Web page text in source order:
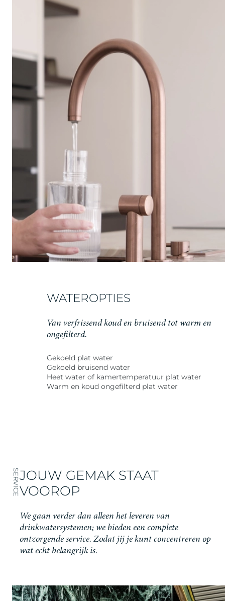
WATEROPTIES
Van verfrissend koud en bruisend tot warm en
ongefilterd.
Gekoeld plat water
Gekoeld bruisend water
Heet water of kamertemperatuur plat water
Warm en koud ongefilterd plat water
SERVICEJOUW GEMAK STAAT
VOOROP
We gaan verder dan alleen het leveren van
drinkwatersystemen; we bieden een complete
ontzorgende service. Zodat jij je kunt concentreren op
wat echt belangrijk is.